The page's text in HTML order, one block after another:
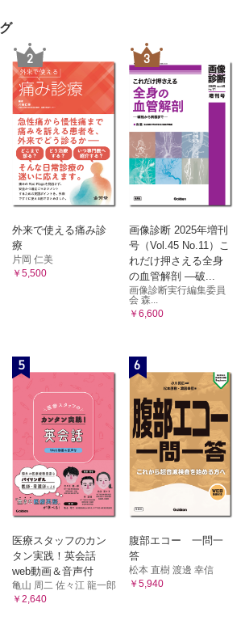
心脈管系/④リンパ系
吸器系/③泌尿器系/④生殖器系
/②脳/③脊髄/④末梢神経
/③平行聴覚器/④味覚器/⑤嗅覚器
機能/②組織・器官と生体の機能系/③生体の
機能/
達/②神経系の構成/③脳の高次機能障害/④内
単位/②脊髄による反射と調節/③脳幹によ
性/②特殊感覚/③体性感覚（皮膚感覚・深
感覚・内臓痛覚）/⑤発痛物質と痛みの抑制
的性質/②それぞれの内分泌腺とホルモンの
2
外来で使える痛み診
療
片岡 仁美
￥5,500
3
画像診断 2025年増刊
号（Vol.45 No.11）こ
れだけ押さえる全身
の血管解剖 ―破...
画像診断実行編集委員
会 森...
￥6,600
5
医療スタッフのカン
タン実践！英会話
web動画＆音声付
亀山 周二 佐々江 龍一郎
￥2,640
6
腹部エコー 一問一
答
松本 直樹 渡邊 幸信
￥5,940